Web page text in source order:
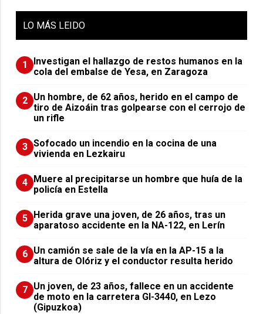
LO MÁS LEIDO
1
Investigan el hallazgo de restos humanos en la
cola del embalse de Yesa, en Zaragoza
2 Un hombre, de 62 años, herido en el campo de
tiro de Aizoáin tras golpearse con el cerrojo de
un rifle
3 Sofocado un incendio en la cocina de una
vivienda en Lezkairu
4 Muere al precipitarse un hombre que huía de la
policía en Estella
5 Herida grave una joven, de 26 años, tras un
aparatoso accidente en la NA-122, en Lerín
6 Un camión se sale de la vía en la AP-15 a la
altura de Olóriz y el conductor resulta herido
7 Un joven, de 23 años, fallece en un accidente
de moto en la carretera GI-3440, en Lezo
(Gipuzkoa)